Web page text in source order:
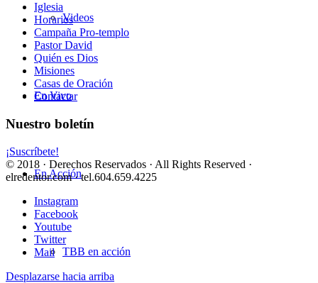
Videos
En Vivo
En Acción
TBB en acción
Iglesia
Horarios
Campaña Pro-templo
Pastor David
Quién es Dios
Misiones
Casas de Oración
Contactar
Nuestro boletín
¡Suscríbete!
© 2018 · Derechos Reservados · All Rights Reserved ·
elredentor.com · tel.604.659.4225
Instagram
Facebook
Youtube
Twitter
Mail
Desplazarse hacia arriba